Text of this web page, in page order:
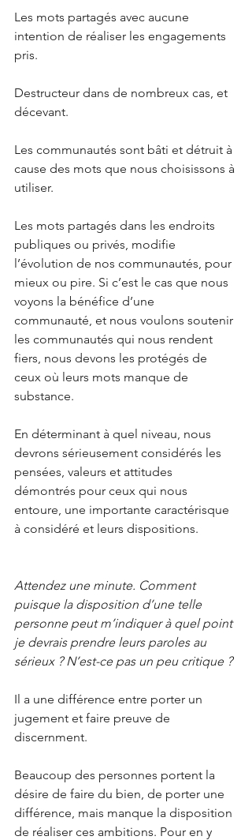
Les mots partagés avec aucune
intention de réaliser les engagements
pris.
Destructeur dans de nombreux cas, et
décevant.
Les communautés sont bâti et détruit à
cause des mots que nous choisissons à
utiliser.
Les mots partagés dans les endroits
publiques ou privés, modifie
l’évolution de nos communautés, pour
mieux ou pire. Si c’est le cas que nous
voyons la bénéfice d’une
communauté, et nous voulons soutenir
les communautés qui nous rendent
fiers, nous devons les protégés de
ceux où leurs mots manque de
substance.
En déterminant à quel niveau, nous
devrons sérieusement considérés les
pensées, valeurs et attitudes
démontrés pour ceux qui nous
entoure, une importante caractérisque
à considéré et leurs dispositions.
Attendez une minute. Comment
puisque la disposition d’une telle
personne peut m’indiquer à quel point
je devrais prendre leurs paroles au
sérieux ? N’est-ce pas un peu critique ?
Il a une différence entre porter un
jugement et faire preuve de
discernment.
Beaucoup des personnes portent la
désire de faire du bien, de porter une
différence, mais manque la disposition
de réaliser ces ambitions. Pour en y